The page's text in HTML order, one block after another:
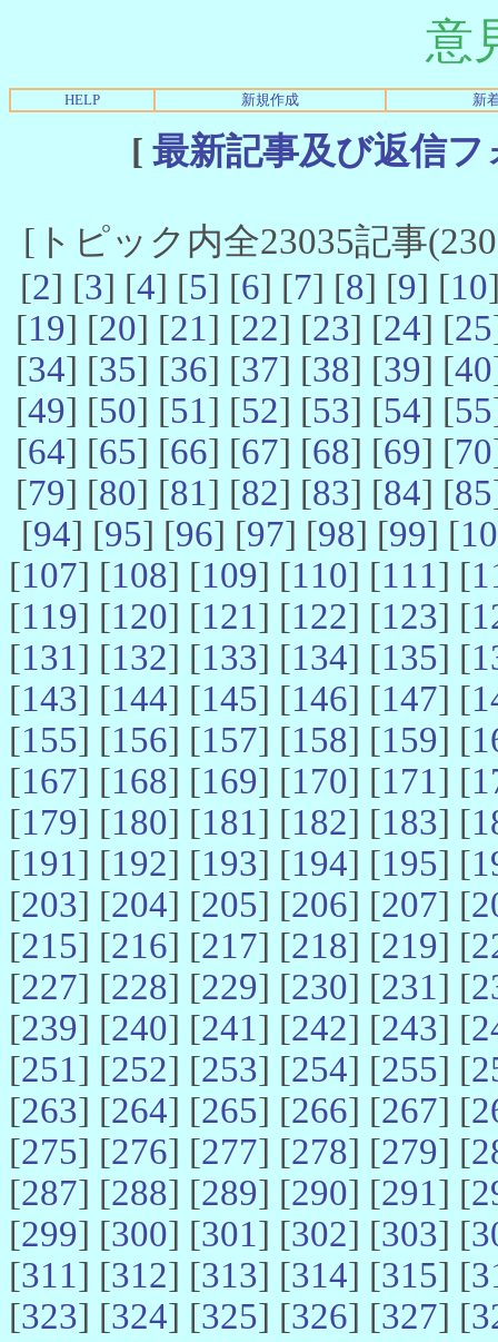
意
HELP 新規作成 新
[ 最新記事及び返信
[トピック内全23035記事
[2] [3] [4] [5] [6] [7] [8] [9] [10
[19] [20] [21] [22] [23] [24] [25
[34] [35] [36] [37] [38] [39] [40
[49] [50] [51] [52] [53] [54] [55
[64] [65] [66] [67] [68] [69] [70
[79] [80] [81] [82] [83] [84] [85
[94] [95] [96] [97] [98] [99] [
[107] [108] [109] [110] [111] [
[119] [120] [121] [122] [123] [
[131] [132] [133] [134] [135] [
[143] [144] [145] [146] [147] [
[155] [156] [157] [158] [159] [
[167] [168] [169] [170] [171] [
[179] [180] [181] [182] [183] [
[191] [192] [193] [194] [195] [
[203] [204] [205] [206] [207] [
[215] [216] [217] [218] [219] [
[227] [228] [229] [230] [231] [
[239] [240] [241] [242] [243] [
[251] [252] [253] [254] [255] [
[263] [264] [265] [266] [267] [
[275] [276] [277] [278] [279] [
[287] [288] [289] [290] [291] [
[299] [300] [301] [302] [303] [
[311] [312] [313] [314] [315] [
[323] [324] [325] [326] [327] [